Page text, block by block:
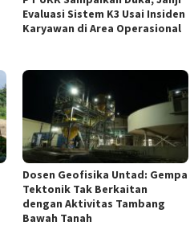
Evaluasi Sistem K3 Usai Insiden
Karyawan di Area Operasional
Dosen Geofisika Untad: Gempa
Tektonik Tak Berkaitan
dengan Aktivitas Tambang
Bawah Tanah